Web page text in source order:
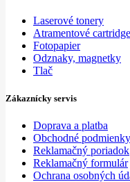
Laserové tonery
Atramentové cartridge
Fotopapier
Odznaky, magnetky
Tlač
Zákaznícky servis
Doprava a platba
Obchodné podmienky
Reklamačný poriadok
Reklamačný formulár
Ochrana osobných